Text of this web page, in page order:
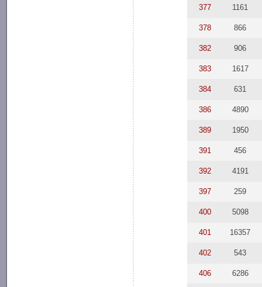
377 1161
378 866
382 906
383 1617
384 631
386 4890
389 1950
391 456
392 4191
397 259
400 5098
401 16357
402 543
406 6286